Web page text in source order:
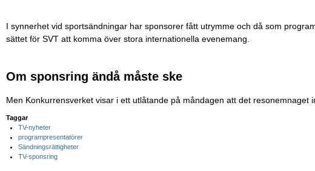
I synnerhet vid sportsändningar har sponsorer fått utrymme och då som
sättet för SVT att komma över stora internationella evenemang.
Om sponsring ändå måste ske
Men Konkurrensverket visar i ett utlåtande på måndagen att det resonemnaget
Taggar
TV-nyheter
programpresentatörer
Sändningsrättigheter
TV-sponsring